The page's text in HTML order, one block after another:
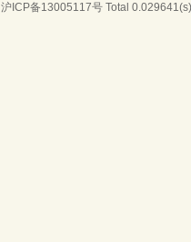
沪ICP备13005117号 Total 0.029641(s)